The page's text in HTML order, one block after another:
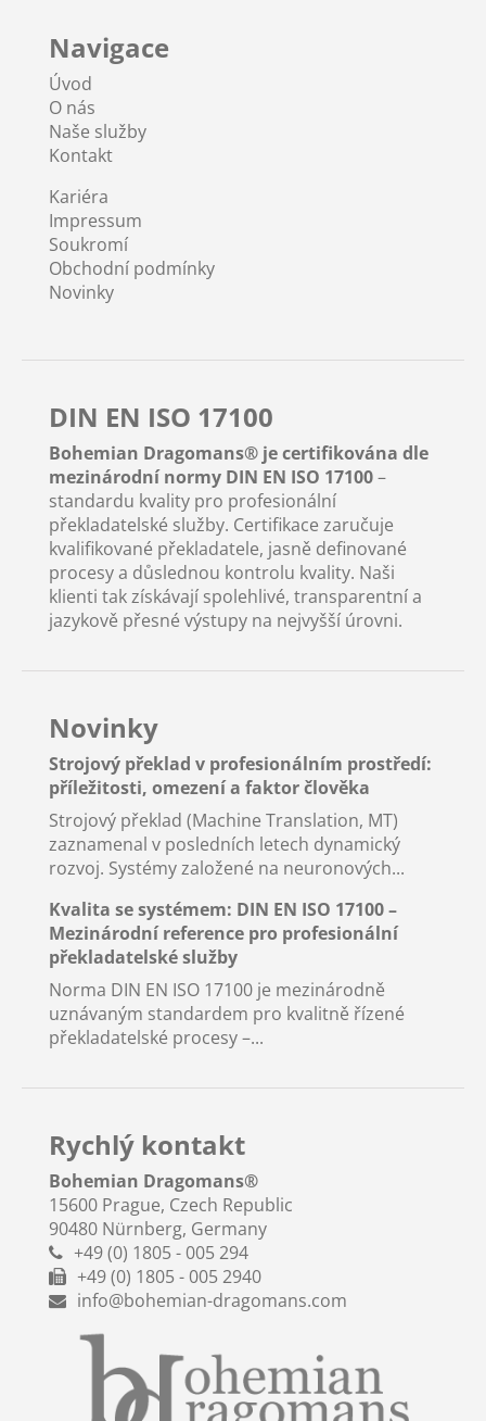
Navigace
Úvod
O nás
Naše služby
Kontakt
Kariéra
Impressum
Soukromí
Obchodní podmínky
Novinky
DIN EN ISO 17100
Bohemian Dragomans® je certifikována dle
mezinárodní normy DIN EN ISO 17100–
standardu kvality pro profesionální
překladatelské služby. Certifikace zaručuje
kvalifikované překladatele, jasně definované
procesy a důslednou kontrolu kvality. Naši
klienti tak získávají spolehlivé, transparentní a
jazykově přesné výstupy na nejvyšší úrovni.
Novinky
Strojový překlad v profesionálním prostředí:
příležitosti, omezení a faktor člověka
Strojový překlad (Machine Translation, MT)
zaznamenal v posledních letech dynamický
rozvoj. Systémy založené na neuronových...
Kvalita se systémem: DIN EN ISO 17100 –
Mezinárodní reference pro profesionální
překladatelské služby
Norma DIN EN ISO 17100 je mezinárodně
uznávaným standardem pro kvalitně řízené
překladatelské procesy –...
Rychlý kontakt
Bohemian Dragomans®
15600 Prague, Czech Republic
90480 Nürnberg, Germany
+49 (0) 1805 - 005 294
+49 (0) 1805 - 005 2940
info@bohemian-dragomans.com